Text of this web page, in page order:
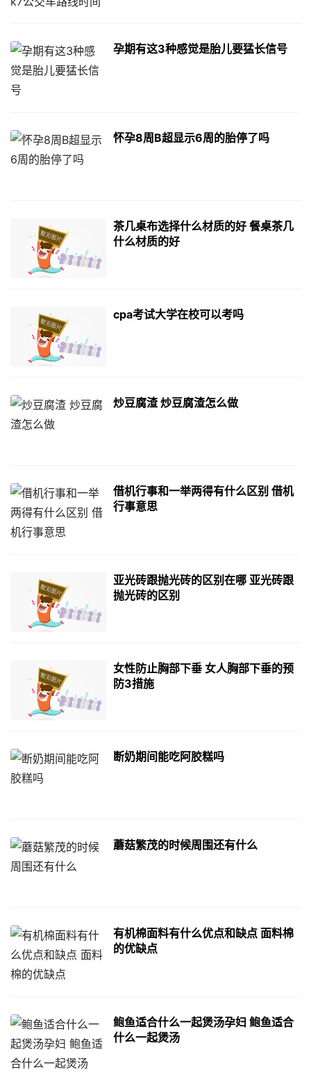
孕期有这3种感觉是胎儿要猛长信号
怀孕8周B超显示6周的胎停了吗
茶几桌布选择什么材质的好 餐桌茶几
什么材质的好
cpa考试大学在校可以考吗
炒豆腐渣 炒豆腐渣怎么做
借机行事和一举两得有什么区别 借机
行事意思
亚光砖跟抛光砖的区别在哪 亚光砖跟
抛光砖的区别
女性防止胸部下垂 女人胸部下垂的预
防3措施
断奶期间能吃阿胶糕吗
蘑菇繁茂的时候周围还有什么
有机棉面料有什么优点和缺点 面料棉
的优缺点
鲍鱼适合什么一起煲汤孕妇 鲍鱼适合
什么一起煲汤